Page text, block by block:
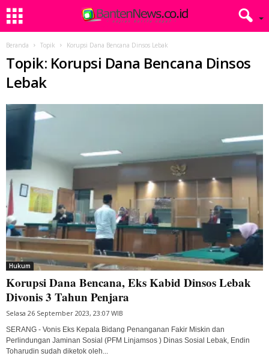
Beranda Topik Korupsi Dana Bencana Dinsos Lebak
Topik: Korupsi Dana Bencana Dinsos
Lebak
Hukum
Korupsi Dana Bencana, Eks Kabid Dinsos Lebak
Divonis 3 Tahun Penjara
Selasa 26 September 2023, 23:07 WIB
SERANG - Vonis Eks Kepala Bidang Penanganan Fakir Miskin dan
Perlindungan Jaminan Sosial (PFM Linjamsos ) Dinas Sosial Lebak, Endin
Toharudin sudah diketok oleh...